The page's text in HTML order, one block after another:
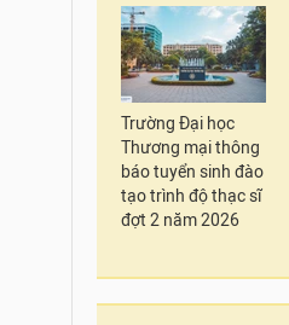
Trường Đại học
Thương mại thông
báo tuyển sinh đào
tạo trình độ thạc sĩ
đợt 2 năm 2026